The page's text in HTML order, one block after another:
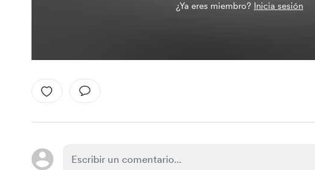
¿Ya eres miembro? Inicia sesión